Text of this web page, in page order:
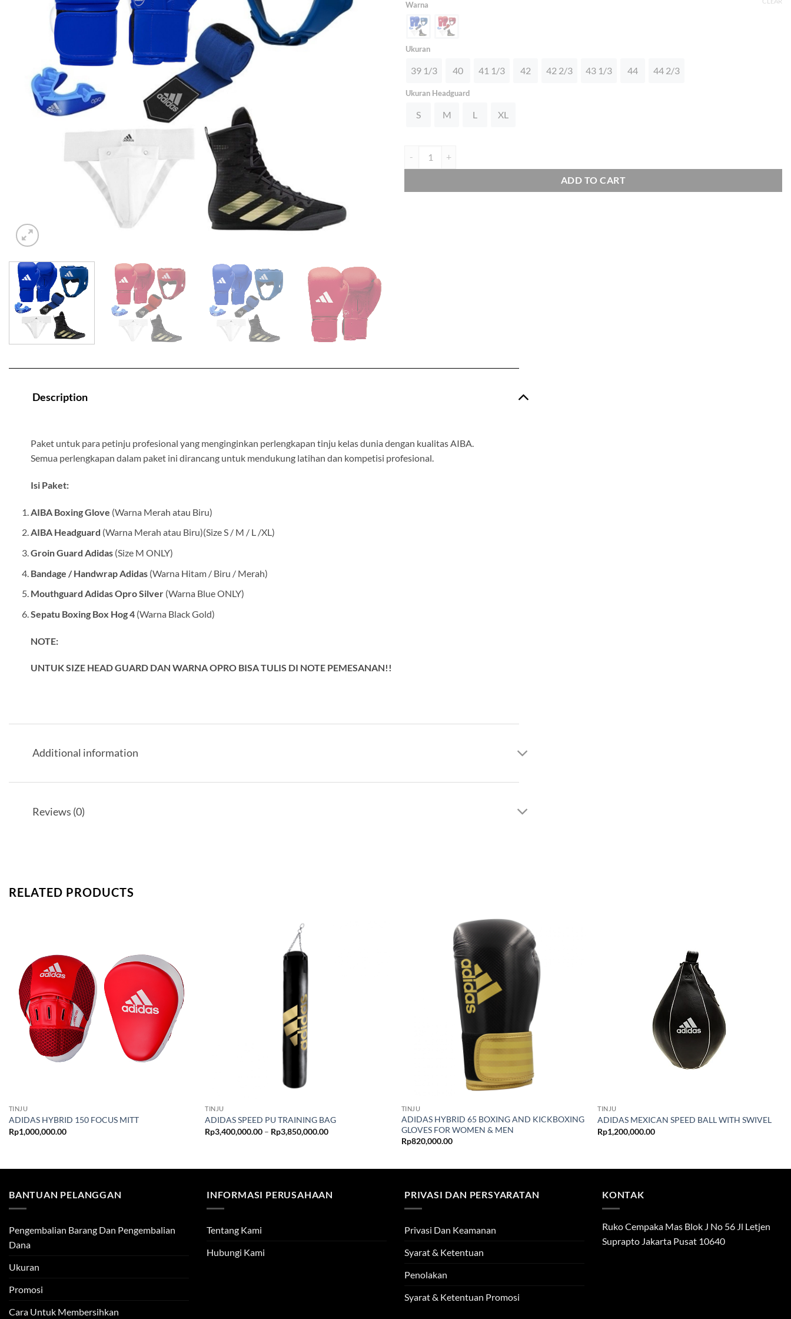
Warna
Ukuran
39 1/3 40 41 1/3 42 42 2/3 43 1/3 44 44 2/3
Ukuran Headguard
S M L XL
ADD TO CART
Description
Paket untuk para petinju profesional yang menginginkan perlengkapan tinju kelas dunia dengan kualitas AIBA.
Semua perlengkapan dalam paket ini dirancang untuk mendukung latihan dan kompetisi profesional.
Isi Paket:
AIBA Boxing Glove (Warna Merah atau Biru)
AIBA Headguard (Warna Merah atau Biru)(Size S / M / L /XL)
Groin Guard Adidas (Size M ONLY)
Bandage / Handwrap Adidas(Warna Hitam / Biru / Merah)
Mouthguard Adidas Opro Silver(Warna Blue ONLY)
Sepatu Boxing Box Hog 4(Warna Black Gold)
NOTE:
UNTUK SIZE HEAD GUARD DAN WARNA OPRO BISA TULIS DI NOTE PEMESANAN!!
Additional information
Reviews (0)
RELATED PRODUCTS
TINJU
ADIDAS HYBRID 150 FOCUS MITT
Rp1,000,000.00
TINJU
ADIDAS SPEED PU TRAINING BAG
Rp3,400,000.00 – Rp3,850,000.00Price
TINJU
ADIDAS HYBRID 65 BOXING AND KICKBOXING
GLOVES FOR WOMEN & MEN
Rp820,000.00
TINJU
ADIDAS MEXICAN SPEED BALL WITH SWIVEL
Rp1,200,000.00
BANTUAN PELANGGAN
Pengembalian Barang Dan Pengembalian
Dana
Ukuran
Promosi
Cara Untuk Membersihkan
INFORMASI PERUSAHAAN
Tentang Kami
Hubungi Kami
PRIVASI DAN PERSYARATAN
Privasi Dan Keamanan
Syarat & Ketentuan
Penolakan
Syarat & Ketentuan Promosi
KONTAK
Ruko Cempaka Mas Blok J No 56 Jl Letjen
Suprapto Jakarta Pusat 10640